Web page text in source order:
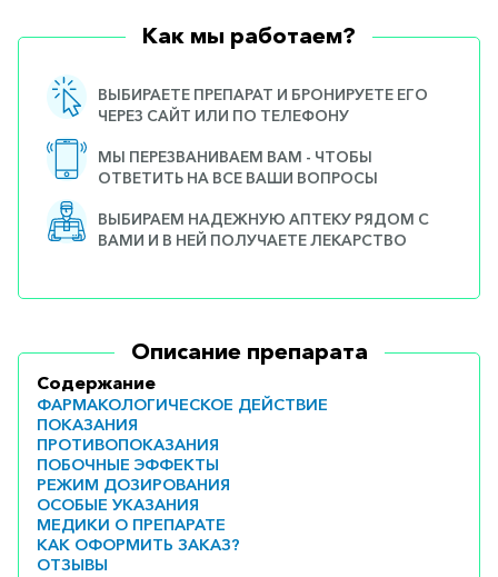
Как мы работаем?
ВЫБИРАЕТЕ ПРЕПАРАТ И БРОНИРУЕТЕ ЕГО
ЧЕРЕЗ САЙТ ИЛИ ПО ТЕЛЕФОНУ
МЫ ПЕРЕЗВАНИВАЕМ ВАМ - ЧТОБЫ
ОТВЕТИТЬ НА ВСЕ ВАШИ ВОПРОСЫ
ВЫБИРАЕМ НАДЕЖНУЮ АПТЕКУ РЯДОМ С
ВАМИ И В НЕЙ ПОЛУЧАЕТЕ ЛЕКАРСТВО
Описание препарата
Содержание
ФАРМАКОЛОГИЧЕСКОЕ ДЕЙСТВИЕ
ПОКАЗАНИЯ
ПРОТИВОПОКАЗАНИЯ
ПОБОЧНЫЕ ЭФФЕКТЫ
РЕЖИМ ДОЗИРОВАНИЯ
ОСОБЫЕ УКАЗАНИЯ
МЕДИКИ О ПРЕПАРАТЕ
КАК ОФОРМИТЬ ЗАКАЗ?
ОТЗЫВЫ